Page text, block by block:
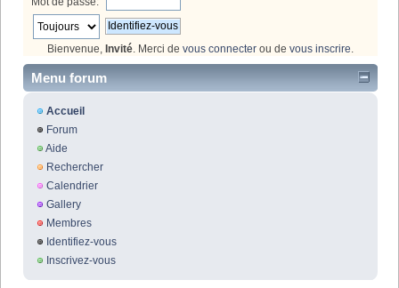
Bienvenue, Invité. Merci de vous connecter ou de vous inscrire.
Menu forum
Accueil
Forum
Aide
Rechercher
Calendrier
Gallery
Membres
Identifiez-vous
Inscrivez-vous